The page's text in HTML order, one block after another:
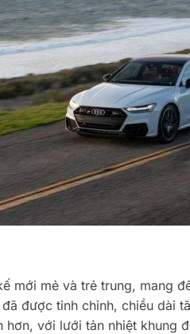
mới mẻ và trẻ trung, mang
được tinh chỉnh, chiều dài
với lưới tản nhiệt khung